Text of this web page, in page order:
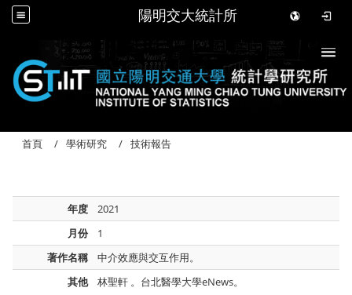
陽明交大統計所
首頁 學術研究 技術報告
年度
2021
月份
1
著作名稱
中介效應與交互作用。
其他
林聖軒 。台北醫學大學eNews。